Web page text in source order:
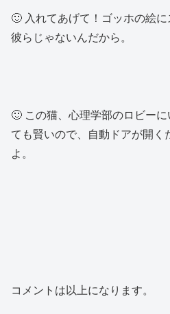
🙂 入れてあげて！ゴッホの絵
彼らじゃないんだから。
🙂 この猫、心理学部のロビー
ても賢いので、自動ドアが開
よ。
コメントは以上になります。